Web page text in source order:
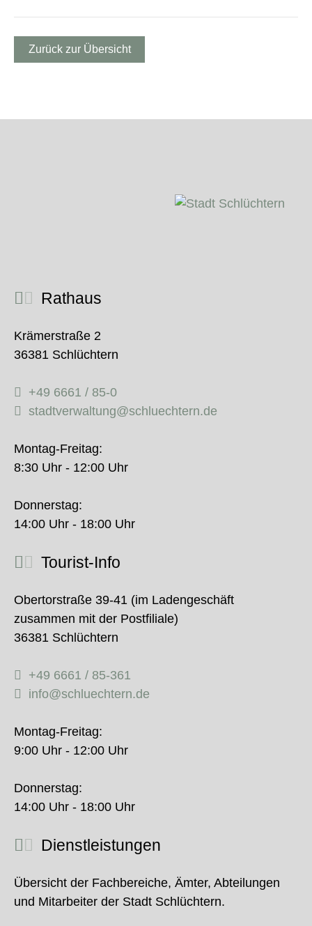
Zurück zur Übersicht
Rathaus
Krämerstraße 2
36381 Schlüchtern
+49 6661 / 85-0
stadtverwaltung@schluechtern.de
Montag-Freitag:
8:30 Uhr - 12:00 Uhr
Donnerstag:
14:00 Uhr - 18:00 Uhr
Tourist-Info
Obertorstraße 39-41 (im Ladengeschäft
zusammen mit der Postfiliale)
36381 Schlüchtern
+49 6661 / 85-361
info@schluechtern.de
Montag-Freitag:
9:00 Uhr - 12:00 Uhr
Donnerstag:
14:00 Uhr - 18:00 Uhr
Dienstleistungen
Übersicht der Fachbereiche, Ämter, Abteilungen
und Mitarbeiter der Stadt Schlüchtern.